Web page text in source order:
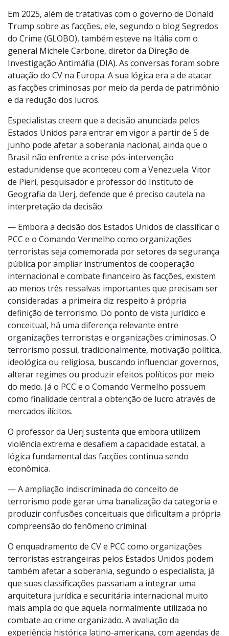
Em 2025, além de tratativas com o governo de Donald
Trump sobre as facções, ele, segundo o blog Segredos
do Crime (GLOBO), também esteve na Itália com o
general Michele Carbone, diretor da Direção de
Investigação Antimáfia (DIA). As conversas foram sobre
atuação do CV na Europa. A sua lógica era a de atacar
as facções criminosas por meio da perda de patrimônio
e da redução dos lucros.
Especialistas creem que a decisão anunciada pelos
Estados Unidos para entrar em vigor a partir de 5 de
junho pode afetar a soberania nacional, ainda que o
Brasil não enfrente a crise pós-intervenção
estadunidense que aconteceu com a Venezuela. Vitor
de Pieri, pesquisador e professor do Instituto de
Geografia da Uerj, defende que é preciso cautela na
interpretação da decisão:
— Embora a decisão dos Estados Unidos de classificar o
PCC e o Comando Vermelho como organizações
terroristas seja comemorada por setores da segurança
pública por ampliar instrumentos de cooperação
internacional e combate financeiro às facções, existem
ao menos três ressalvas importantes que precisam ser
consideradas: a primeira diz respeito à própria
definição de terrorismo. Do ponto de vista jurídico e
conceitual, há uma diferença relevante entre
organizações terroristas e organizações criminosas. O
terrorismo possui, tradicionalmente, motivação política,
ideológica ou religiosa, buscando influenciar governos,
alterar regimes ou produzir efeitos políticos por meio
do medo. Já o PCC e o Comando Vermelho possuem
como finalidade central a obtenção de lucro através de
mercados ilícitos.
O professor da Uerj sustenta que embora utilizem
violência extrema e desafiem a capacidade estatal, a
lógica fundamental das facções continua sendo
econômica.
— A ampliação indiscriminada do conceito de
terrorismo pode gerar uma banalização da categoria e
produzir confusões conceituais que dificultam a própria
compreensão do fenômeno criminal.
O enquadramento de CV e PCC como organizações
terroristas estrangeiras pelos Estados Unidos podem
também afetar a soberania, segundo o especialista, já
que suas classificações passariam a integrar uma
arquitetura jurídica e securitária internacional muito
mais ampla do que aquela normalmente utilizada no
combate ao crime organizado. A avaliação da
experiência histórica latino-americana, com agendas de